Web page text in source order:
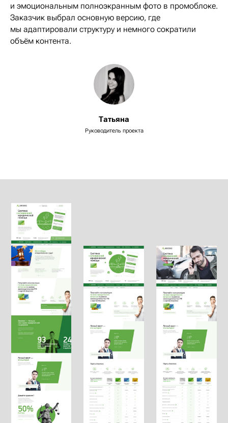
и эмоциональным полноэкранным фото в промоблоке.
Заказчик выбрал основную версию, где
мы адаптировали структуру и немного сократили
объём контента.
Татьяна
Руководитель проекта